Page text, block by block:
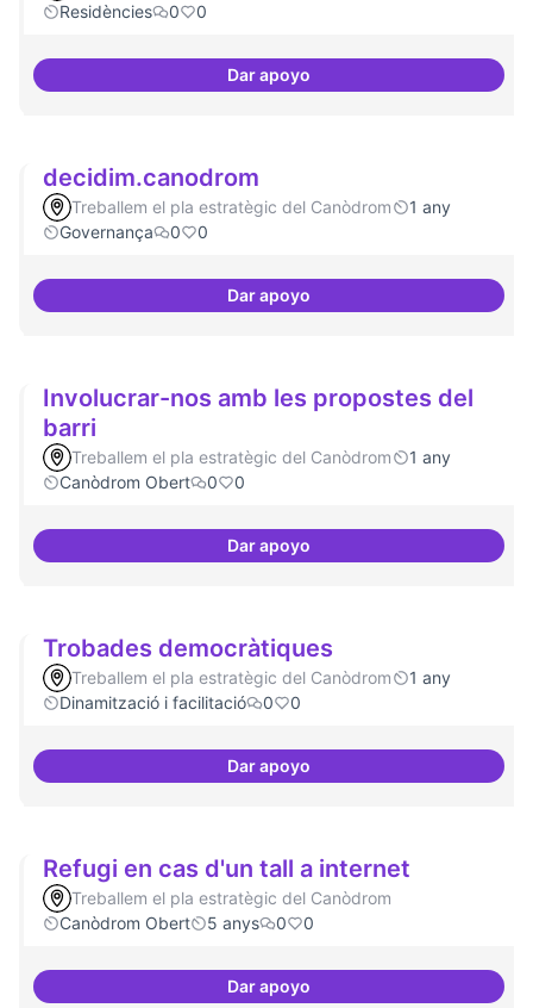
Residències
0 0
Dar apoyoNivell d'implicació dels residents
decidim.canodrom
Treballem el pla estratègic del Canòdrom
1 any
Governança
0 0
Dar apoyodecidim.canodrom
Involucrar-nos amb les propostes del
barri
Treballem el pla estratègic del Canòdrom
1 any
Canòdrom Obert
0 0
Dar apoyoInvolucrar-nos amb les
Trobades democràtiques
Treballem el pla estratègic del Canòdrom
1 any
Dinamització i facilitació
0 0
Dar apoyoTrobades democràtiques
Refugi en cas d'un tall a internet
Treballem el pla estratègic del Canòdrom
Canòdrom Obert
5 anys 0 0
Dar apoyoRefugi en cas d'un tall a internet